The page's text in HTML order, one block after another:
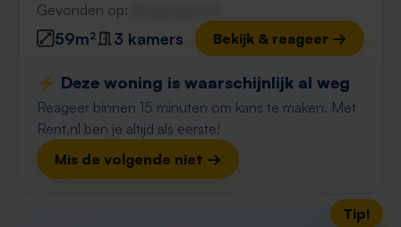
Gevonden op:
59m² 3 kamers Bekijk & reageer →
⚡️ Deze woning is waarschijnlijk al weg
Reageer binnen 15 minuten om kans te maken. Met
Rent.nl ben je altijd als eerste!
Mis de volgende niet →
Tip!